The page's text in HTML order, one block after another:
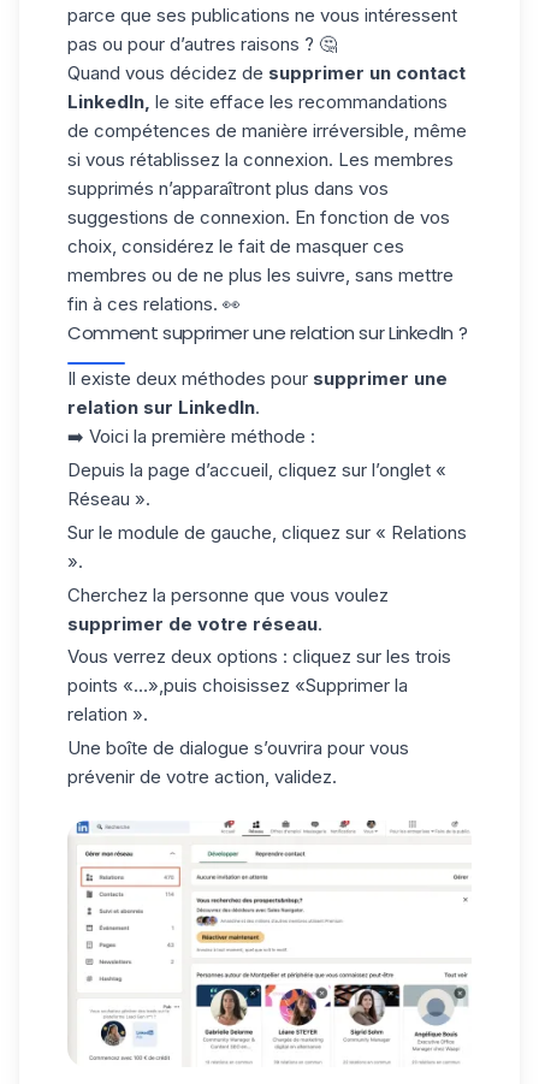
parce que ses publications ne vous intéressent
pas ou pour d’autres raisons ? 🤔
Quand vous décidez de supprimer un contact
LinkedIn, le site efface les recommandations
de compétences de manière irréversible, même
si vous rétablissez la connexion. Les membres
supprimés n’apparaîtront plus dans vos
suggestions de connexion. En fonction de vos
choix, considérez le fait de masquer ces
membres ou de ne plus les suivre, sans mettre
fin à ces relations. 👀
Comment supprimer une relation sur LinkedIn ?
Il existe deux méthodes pour supprimer une
relation sur LinkedIn.
➡️ Voici la première méthode :
Depuis la page d’accueil, cliquez sur l’onglet «
Réseau ».
Sur le module de gauche, cliquez sur « Relations
».
Cherchez la personne que vous voulez
supprimer de votre réseau.
Vous verrez deux options : cliquez sur les trois
points «…»,puis choisissez «Supprimer la
relation ».
Une boîte de dialogue s’ouvrira pour vous
prévenir de votre action, validez.